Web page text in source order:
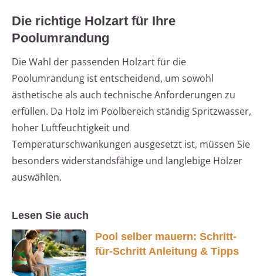
Die richtige Holzart für Ihre
Poolumrandung
Die Wahl der passenden Holzart für die
Poolumrandung ist entscheidend, um sowohl
ästhetische als auch technische Anforderungen zu
erfüllen. Da Holz im Poolbereich ständig Spritzwasser,
hoher Luftfeuchtigkeit und
Temperaturschwankungen ausgesetzt ist, müssen Sie
besonders widerstandsfähige und langlebige Hölzer
auswählen.
Lesen Sie auch
Pool selber mauern: Schritt-
für-Schritt Anleitung & Tipps